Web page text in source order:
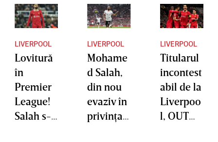
LIVERPOOL
Lovitură
în
Premier
League!
Salah s-a
LIVERPOOL
Mohame
d Salah,
din nou
evaziv în
privinţa
LIVERPOOL
Titularul
incontest
abil de la
Liverpoo
l, OUT